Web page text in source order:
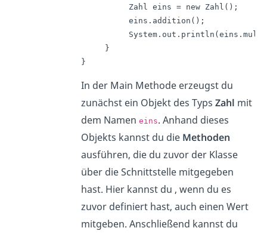
          Zahl eins = new Zahl();
          eins.addition();
     }
}
In der Main Methode erzeugst du
zunächst ein Objekt des Typs Zahl mit
dem Namen eins. Anhand dieses
Objekts kannst du die Methoden
ausführen, die du zuvor der Klasse
über die Schnittstelle mitgegeben
hast. Hier kannst du , wenn du es
zuvor definiert hast, auch einen Wert
mitgeben. Anschließend kannst du